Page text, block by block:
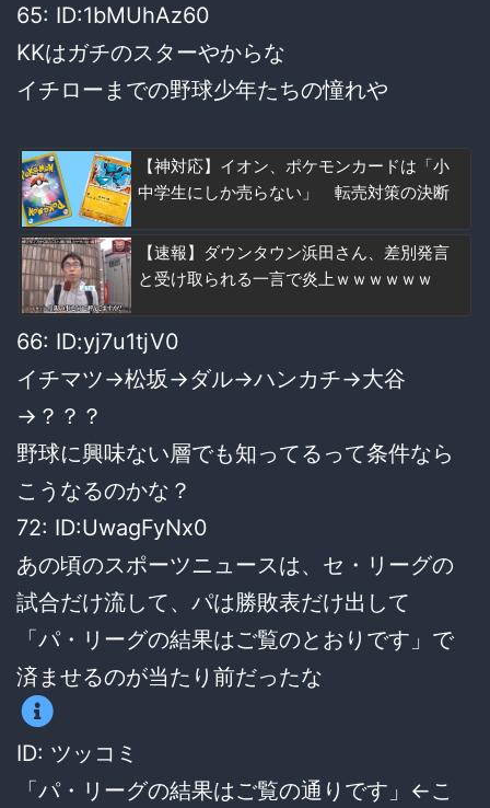
65: ID:1bMUhAz60
KKはガチのスターやからな
イチローまでの野球少年たちの憧れや
【神対応】イオン、ポケモンカードは「小
中学生にしか売らない」 転売対策の決断
【速報】ダウンタウン浜田さん、差別発言
と受け取られる一言で炎上ｗｗｗｗｗｗ
66: ID:yj7u1tjV0
イチマツ→松坂→ダル→ハンカチ→大谷
→？？？
野球に興味ない層でも知ってるって条件なら
こうなるのかな？
72: ID:UwagFyNx0
あの頃のスポーツニュースは、セ・リーグの
試合だけ流して、パは勝敗表だけ出して
「パ・リーグの結果はご覧のとおりです」で
済ませるのが当たり前だったな
ID: ツッコミ
「パ・リーグの結果はご覧の通りです」←こ